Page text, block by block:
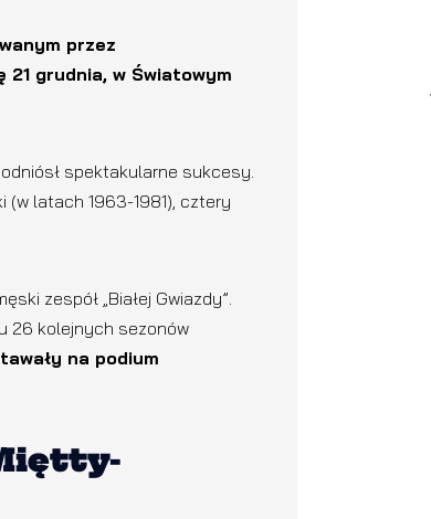
przez
21 grudnia, w Światowym
spektakularne sukcesy.
(w latach 1963-1981), cztery
zespół „Białej Gwiazdy”.
26 kolejnych sezonów
na podium